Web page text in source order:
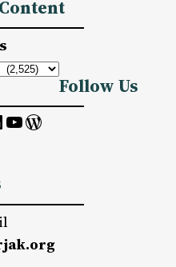
Follow Us
YouTube WordPress